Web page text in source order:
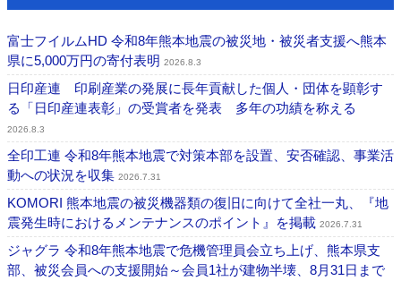
富士フイルムHD 令和8年熊本地震の被災地・被災者支援へ熊本
県に5,000万円の寄付表明 2026.8.3
日印産連 印刷産業の発展に長年貢献した個人・団体を顕彰す
る「日印産連表彰」の受賞者を発表 多年の功績を称える
2026.8.3
全印工連 令和8年熊本地震で対策本部を設置、安否確認、事業活
動への状況を収集 2026.7.31
KOMORI 熊本地震の被災機器類の復旧に向けて全社一丸、『地
震発生時におけるメンテナンスのポイント』を掲載 2026.7.31
ジャグラ 令和8年熊本地震で危機管理員会立ち上げ、熊本県支
部、被災会員への支援開始～会員1社が建物半壊、8月31日まで